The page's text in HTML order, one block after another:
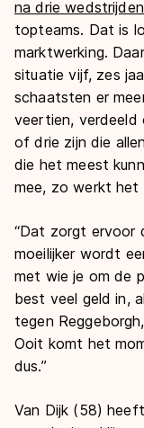
na drie
topteams. Dat is
marktwerking.
situatie vijf, zes
schaatsten er
veertien, verdeeld
of drie zijn die
die het meest
mee, zo werkt het
“Dat zorgt ervoor
moeilijker wordt
met wie je om de
best veel geld in,
tegen
Ooit komt het
dus.”
Van Dijk (58)